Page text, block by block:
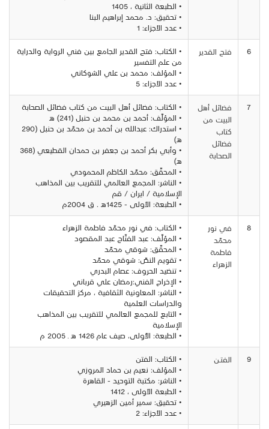
• الطبعة الثانية ، 1405
• تحقيق: د. محمد إبراهيم البنا
• عدد الأجزاء: 1
6 فتح القدير
• الكتاب: فتح القدير الجامع بين فني الرواية والدراية
من علم التفسير
• المؤلف: محمد بن علي الشوكاني
• عدد الأجزاء: 5
7
فضائل أهل
البيت من
كتاب
فضائل
الصحابة
• الكتاب: فضائل أهل البيت من كتاب فضائل الصحابة
• المؤلّف: أحمد بن محمد بن حنبل (241) هـ
• استدراك: عبدالله بن أحمد بن محمّد بن حنبل (290
هـ)
• وأبي بكر أحمد بن جعفر بن حمدان القطيعي (368
هـ)
• المحقّق: محمّد الكاظم المحمودي
• الناشر: المجمع العالمي للتقريب بين المذاهب
الإسلامية / ايران / قم
• الطبعة: الأولى - 1425هـ . ق 2004م
8
في نور
محمّد
فاطمة
الزهراء
• الكتاب: في نور محمّد فاطمة الزهراء
• المؤلّف: عبد الفتّاح عبد المقصود
• المحقّق: شوقي محمّد
• تقويم النصّ: شوقي محمّد
• تنضيد الحروف: عصام البدري
• الإخراج الفني:رمضان علي قرباني
• الناشر: المعاونية الثقافية ، مركز التحقيقات
والدراسات العلمية
• التابع للمجمع العالمي للتقريب بين المذاهب
الإسلامية
• الطبعة: الأُولى، صيف عام 1426 هـ ـ 2005 م
9 الفتــن
• الكتاب: الفتن
• المؤلف: نعيم بن حماد المروزي
• الناشر: مكتبة التوحيد - القاهرة
• الطبعة الأولى ، 1412
• تحقيق: سمير أمين الزهيري
• عدد الأجزاء: 2